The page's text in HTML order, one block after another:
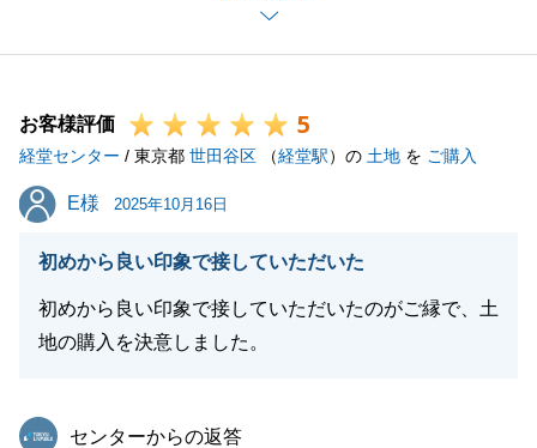
またご転居先についても、周辺の環境やお買い物の利
覧頂き、物件をお選び頂くポイントをご案内の中で詳
しくご説明させて頂きました。
また何かございましたら、是非お声掛けを頂けると幸
いです。
何卒宜しくお願いいたします。
お客様評価 5
経堂センター / 東京都 世田谷区 （経堂駅）の 土地 を ご購入
E様
E様 2025年10月16日
初めから良い印象で接していただいた
初めから良い印象で接していただいたのがご縁で、土
地の購入を決意しました。
東急リバブル
センターからの返答